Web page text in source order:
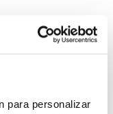
para personalizar